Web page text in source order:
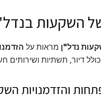
השקעות
נדל"ן מראות על
כולל דיור, תשתיות ושירותים
והזדמנויות